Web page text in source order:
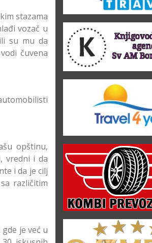
stazama
vozač u
su mu da
čuvena
opštinu,
vredni i da
i da je cilj
različitim
je već u